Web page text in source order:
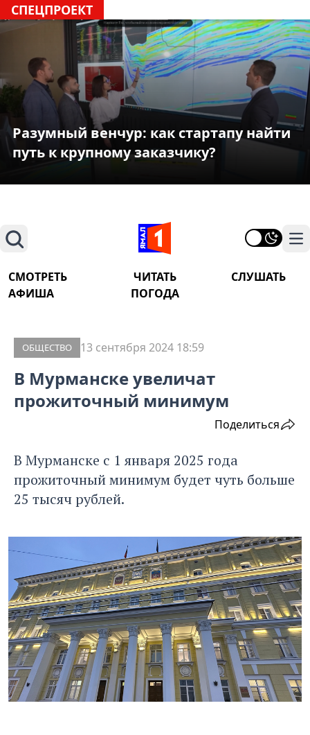
СПЕЦПРОЕКТ
Разумный венчур: как стартапу найти
путь к крупному заказчику?
Поиск
СМОТРЕТЬ ЧИТАТЬ
СЛУШАТЬ
АФИША
ПОГОДА
ОБЩЕСТВО 13 сентября 2024 18:59
В Мурманске увеличат
прожиточный минимум
Поделиться
В Мурманске с 1 января 2025 года
прожиточный минимум будет чуть больше
25 тысяч рублей.